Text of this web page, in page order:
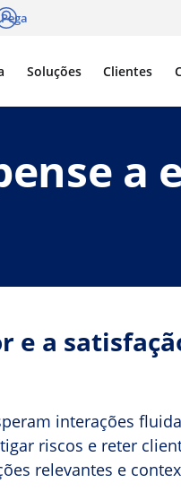
Soluções Clientes
a
e a
interações
riscos e reter
relevantes e